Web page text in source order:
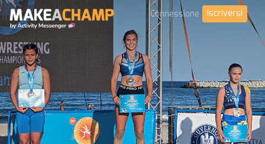
Connessione Iscriversi